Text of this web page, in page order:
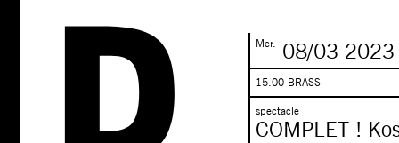
Mer. 08/03 2023
15:00 BRASS
spectacle
COMPLET !